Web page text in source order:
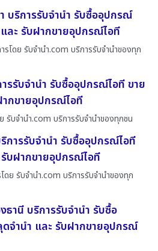
บริการรับจำนำ รับซื้ออุปกรณ์
ละ รับฝากขายอุปกรณ์ไอที
โดย รับจํานํา.com บริการรับจำนำของทุก
รรับจำนำ รับซื้ออุปกรณ์ไอที ขาย
กขายอุปกรณ์ไอที
รับจํานํา.com บริการรับจำนำของทุกชน
การรับจำนำ รับซื้ออุปกรณ์ไอที
บฝากขายอุปกรณ์ไอที
ดย รับจํานํา.com บริการรับจำนำของทุก
ธานี บริการรับจำนำ รับซื้อ
จำนำ และ รับฝากขายอุปกรณ์